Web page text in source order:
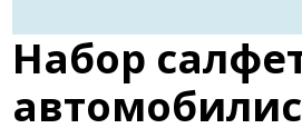
Набор